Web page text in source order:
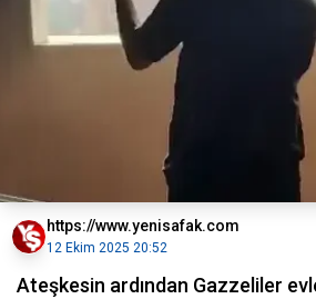
https://www.yenisafak.com
12 Ekim 2025 20:52
Ateşkesin ardından Gazzeliler